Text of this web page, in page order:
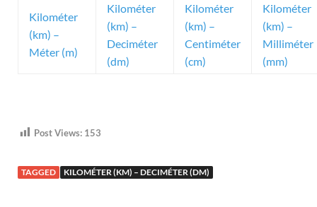
Kilométer
(km) –
Méter (m)
Kilométer
(km) –
Deciméter
(dm)
Kilométer
(km) –
Centiméter
(cm)
Kilométer
(km) –
Milliméter
(mm)
Post Views: 153
TAGGED KILOMÉTER (KM) – DECIMÉTER (DM)